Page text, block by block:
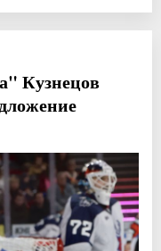
Кузнецов